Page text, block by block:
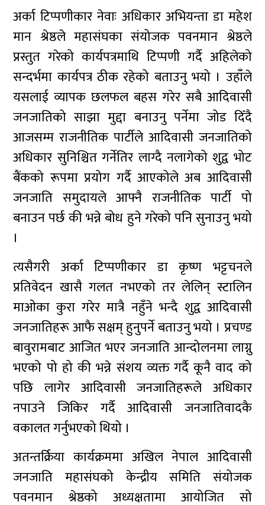
अर्का टिप्पणीकार नेवाः अधिकार अभियन्ता डा महेश
मान श्रेष्ठले महासंघका संयोजक पवनमान श्रेष्ठले
प्रस्तुत गरेको कार्यपत्रमाथि टिप्पणी गर्दै अहिलेको
सन्दर्भमा कार्यपत्र ठीक रहेको बताउनु भयो । उहाँले
यसलाई व्यापक छलफल बहस गरेर सबै आदिवासी
जनजातिको साझा मुद्दा बनाउनु पर्नेमा जोड दिँदै
आजसम्म राजनीतिक पार्टीले आदिवासी जनजातिको
अधिकार सुनिश्चित गर्नेतिर लाग्दै नलागेको शुद्व भोट
बैंकको रूपमा प्रयोग गर्दै आएकोले अब आदिवासी
जनजाति समुदायले आफ्नै राजनीतिक पार्टी पो
बनाउन पर्छ की भन्ने बोध हुने गरेको पनि सुनाउनु भयो
।
त्यसैगरी अर्का टिप्पणीकार डा कृष्ण भट्टचनले
प्रतिवेदन खासै गलत नभएको तर लेलिन् स्टालिन
माओका कुरा गरेर मात्रै नहुँने भन्दै शुद्व आदिवासी
जनजातिहरू आफै सक्षम् हुनुपर्ने बताउनु भयो । प्रचण्ड
बावुरामबाट आजित भएर जनजाति आन्दोलनमा लाग्नु
भएको पो हो की भन्ने संशय व्यक्त गर्दै कूनै वाद को
पछि लागेर आदिवासी जनजातिहरूले अधिकार
नपाउने जिकिर गर्दै आदिवासी जनजातिवादकै
वकालत गर्नुभएको थियो ।
अतन्तर्क्रिया कार्यक्रममा अखिल नेपाल आदिवासी
जनजाति महासंघको केन्द्रीय समिति संयोजक
पवनमान श्रेष्ठको अध्यक्षतामा आयोजित सो